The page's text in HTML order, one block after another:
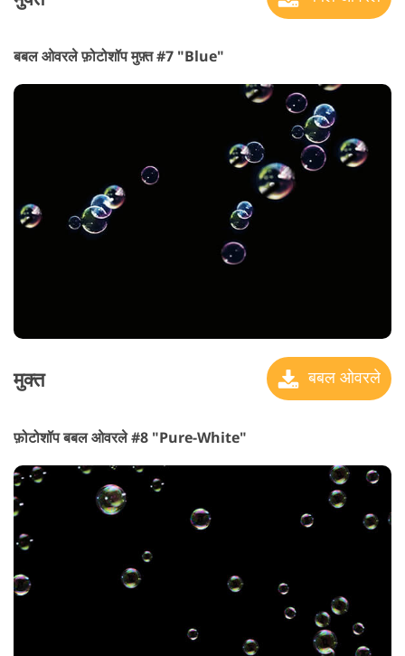
बबल ओवरले फ़ोटोशॉप मुफ़्त #7 "Blue"
मुक्त बबल ओवरले
फ़ोटोशॉप बबल ओवरले #8 "Pure-White"